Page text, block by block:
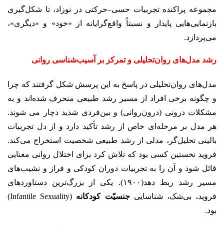
مجموعه‌ پراکنده‌ تجربیات حسی–حرکتی در نوزاد، تا شکل‌گیری
بازنمایی‌هایی پایدار و نسبتاً واقع‌گرایانه از «خود» و «دیگری»،
می‌پردازد.
رشد مدل‌های روان‌تحلیلی و تمرکز بر آسیب‌شناسی روانی
مدل‌های روان‌تحلیلی در پاسخ به این پرسش شکل گرفتند که چرا
و چگونه برخی افراد از مسیر رشد طبیعی منحرف شده‌اند و به
مشکلات درونی (درون‌روانی) و بین‌فردی شدید دچار می شوند.
هر مدل بر مرحله‌ای خاص از رشد تأکید دارد و از دل تجربیات
بالینی تحلیل‌گر، مدلی از رشد طبیعی شخصیت استخراج می‌کند.
فروید نخستین کسی بود که تلاش کرد برای اختلال روانی معنایی
قائل شود و آن را به تجربیات دوران کودکی و فراز و نشیب‌های
مسیر رشد ربط دهد(۱۹۰۰). یکی از بزرگ‌ترین دستاوردهای
فروید، بی‌شک، شناساییجنسیّت کودکانه
(Infantile Sexuality)
بود.